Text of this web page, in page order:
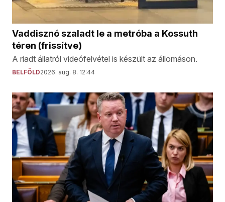
Vaddisznó szaladt le a metróba a Kossuth
téren (frissítve)
A riadt állatról videófelvétel is készült az állomáson.
BELFÖLD2026. aug. 8. 12:44